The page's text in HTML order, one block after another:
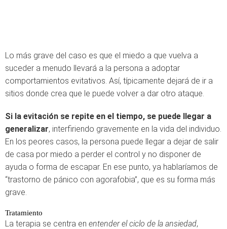
Lo más grave del caso es que el miedo a que vuelva a
suceder a menudo llevará a la persona a adoptar
comportamientos evitativos. Así, típicamente dejará de ir a
sitios donde crea que le puede volver a dar otro ataque.
Si la evitación se repite en el tiempo, se puede llegar a
generalizar, interfiriendo gravemente en la vida del individuo.
En los peores casos, la persona puede llegar a dejar de salir
de casa por miedo a perder el control y no disponer de
ayuda o forma de escapar. En ese punto, ya hablaríamos de
“trastorno de pánico con agorafobia”, que es su forma más
grave.
Tratamiento
La terapia se centra en entender el ciclo de la ansiedad,